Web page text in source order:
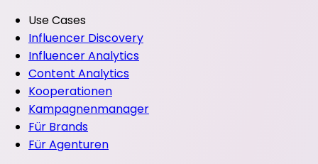
Use Cases
Influencer Discovery
Influencer Analytics
Content Analytics
Kooperationen
Kampagnenmanager
Für Brands
Für Agenturen